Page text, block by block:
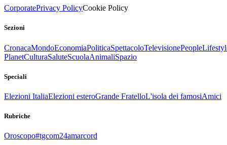
CorporatePrivacy PolicyCookie Policy
Sezioni
CronacaMondoEconomiaPoliticaSpettacoloTelevisionePeople
PlanetCulturaSaluteScuolaAnimaliSpazio
Speciali
Elezioni ItaliaElezioni esteroGrande FratelloL'isola dei famosiAmici
Rubriche
Oroscopo#tgcom24amarcord